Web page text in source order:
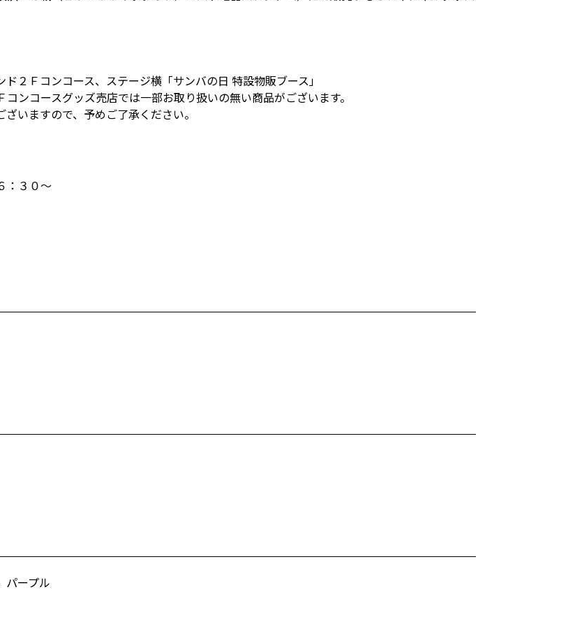
２Ｆコンコース、ステージ横「サンバの日 特設物販ブース」
ンコースグッズ売店では一部お取り扱いの無い商品がございます。
いますので、予めご了承ください。
：３０～
パープル